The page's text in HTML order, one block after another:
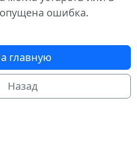
ошибка.
главную
Назад